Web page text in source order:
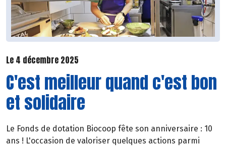
Le 4 décembre 2025
C'est meilleur quand c'est bon
et solidaire
Le Fonds de dotation Biocoop fête son anniversaire : 10
ans ! L'occasion de valoriser quelques actions parmi